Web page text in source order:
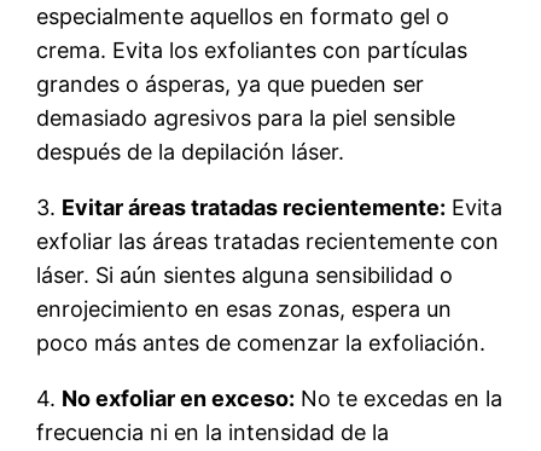
especialmente aquellos en formato gel o
crema. Evita los exfoliantes con partículas
grandes o ásperas, ya que pueden ser
demasiado agresivos para la piel sensible
después de la depilación láser.
3. Evitar áreas tratadas recientemente: Evita
exfoliar las áreas tratadas recientemente con
láser. Si aún sientes alguna sensibilidad o
enrojecimiento en esas zonas, espera un
poco más antes de comenzar la exfoliación.
4. No exfoliar en exceso: No te excedas en la
frecuencia ni en la intensidad de la